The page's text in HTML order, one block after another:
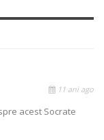
11 ani ago
acest Socrate